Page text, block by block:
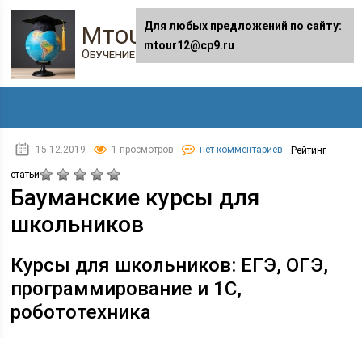
Mtour12.ru
Обучение в онлайне
15.12.2019 1 просмотров нет комментариев Рейтинг
статьи
Бауманские курсы для
школьников
Курсы для школьников: ЕГЭ, ОГЭ,
программирование и 1С,
робототехника
Для любых предложений по сайту:
mtour12@cp9.ru